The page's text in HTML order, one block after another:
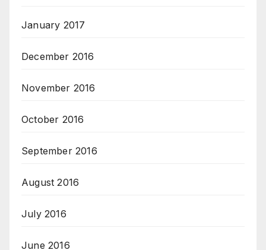
January 2017
December 2016
November 2016
October 2016
September 2016
August 2016
July 2016
June 2016